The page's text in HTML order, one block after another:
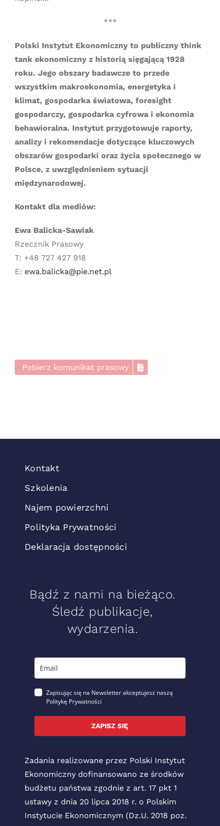
***
Polski Instytut Ekonomiczny to publiczny think
tank ekonomiczny z historią sięgającą 1928
roku. Jego obszary badawcze to przede
wszystkim makroekonomia, energetyka i
klimat, gospodarka światowa, foresight
gospodarczy, gospodarka cyfrowa i ekonomia
behawioralna. Instytut przygotowuje raporty,
analizy i rekomendacje dotyczące kluczowych
obszarów gospodarki oraz życia społecznego w
Polsce, z uwzględnieniem sytuacji
międzynarodowej.
Kontakt dla mediów:
Ewa Balicka-Sawiak
Rzecznik Prasowy
T: +48 727 427 918
E: ewa.balicka@pie.net.pl
Pobierz komunikat prasowy
Kontakt
Szkolenia
Najem powierzchni
Polityka Prywatności
Deklaracja dostępności
Bądź z nami na bieżąco.
Śledź publikacje,
wydarzenia.
Zapisując się na Newsletter akceptujesz naszą
Politykę Prywatności
ZAPISZ SIĘ
Zadania realizowane przez Polski Instytut
Ekonomiczny dofinansowano ze środków
budżetu państwa zgodnie z art. 17 pkt 1
ustawy z dnia 20 lipca 2018 r. o Polskim
Instytucie Ekonomicznym (Dz.U. 2018 poz.